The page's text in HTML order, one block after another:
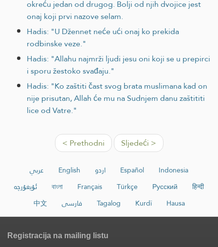
okreću jedan od drugog. Bolji od njih dvojice jest
onaj koji prvi nazove selam.
Hadis: "U Džennet neće ući onaj ko prekida
rodbinske veze."
Hadis: "Allahu najmrži ljudi jesu oni koji se u prepirci
i sporu žestoko svađaju."
Hadis: "Ko zaštiti čast svog brata muslimana kad on
nije prisutan, Allah će mu na Sudnjem danu zaštititi
lice od Vatre."
< Prethodni Sljedeći >
عربي English اردو Español
Indonesia
ئۇيغۇرچە
বাংলা Français Türkçe Русский
हिन्दी
中文
فارسی Tagalog Kurdî Hausa
Registracija na mailing listu